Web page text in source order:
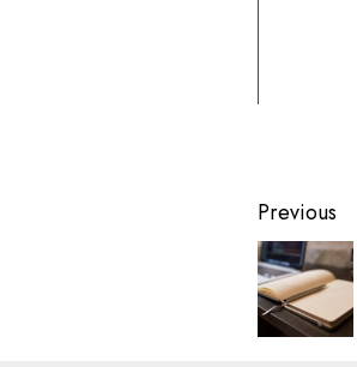
Previous